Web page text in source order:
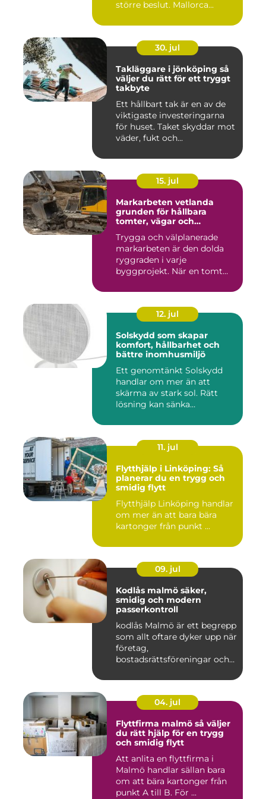
större beslut. Mallorca...
30. jul
Takläggare i jönköping så
väljer du rätt för ett tryggt
takbyte
Ett hållbart tak är en av de
viktigaste investeringarna
för huset. Taket skyddar mot
väder, fukt och...
15. jul
Markarbeten vetlanda
grunden för hållbara
tomter, vägar och
Trygga och välplanerade
markarbeten är den dolda
ryggraden i varje
byggprojekt. När en tomt
12. jul
Solskydd som skapar
komfort, hållbarhet och
bättre inomhusmiljö
Ett genomtänkt Solskydd
handlar om mer än att
skärma av stark sol. Rätt
lösning kan sänka
11. jul
Flytthjälp i Linköping: Så
planerar du en trygg och
smidig flytt
Flytthjälp Linköping handlar
om mer än att bara bära
kartonger från punkt ...
09. jul
Kodlås malmö säker,
smidig och modern
passerkontroll
kodlås Malmö är ett begrepp
som allt oftare dyker upp när
företag,
bostadsrättsföreningar och
04. jul
Flyttfirma malmö så väljer
du rätt hjälp för en trygg
och smidig flytt
Att anlita en flyttfirma i
Malmö handlar sällan bara
om att bära kartonger från
punkt A till B. För ...